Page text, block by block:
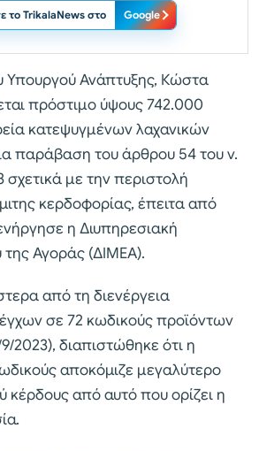
το TrikalaNews στο Google
Υπουργού Ανάπτυξης, Κώστα
πρόστιμο ύψους 742.000
κατεψυγμένων λαχανικών
παράβαση του άρθρου 54 του ν.
με την περιστολή
κερδοφορίας, έπειτα από
η Διυπηρεσιακή
Αγοράς (ΔΙΜΕΑ).
από τη διενέργεια
σε 72 κωδικούς προϊόντων
2023), διαπιστώθηκε ότι η
αποκόμιζε μεγαλύτερο
κέρδους από αυτό που ορίζει η